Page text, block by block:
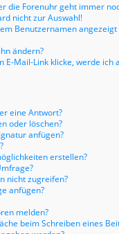
die Forenuhr geht immer
nicht zur Auswahl!
Benutzernamen angezeigt
ändern?
E-Mail-Link klicke, werde ich
eine Antwort?
oder löschen?
anfügen?
erstellen?
nicht zugreifen?
anfügen?
melden?
beim Schreiben eines